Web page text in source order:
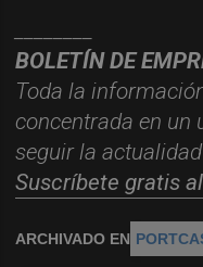
BOLETÍN DE
Toda la
concentrada en un
seguir la
Suscríbete gratis
ARCHIVADO EN